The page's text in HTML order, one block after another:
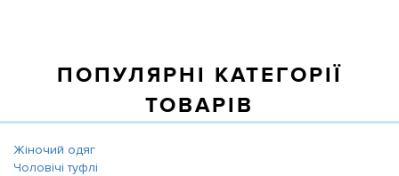
ПОПУЛЯРНІ КАТЕГОРІЇ
ТОВАРІВ
Жіночий одяг
Чоловічі туфлі